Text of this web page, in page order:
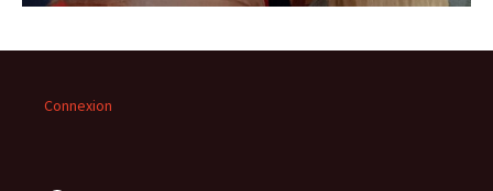
Connexion